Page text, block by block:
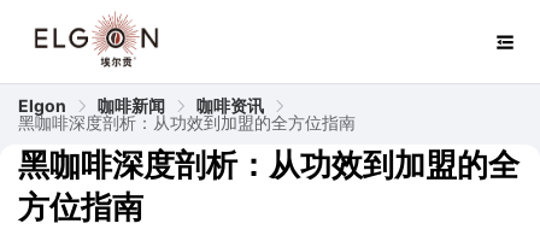
Elgon 咖啡新闻
咖啡资讯
黑咖啡深度剖析：从功效到加盟的全方位指南
黑咖啡深度剖析：从功效到加盟的全
方位指南